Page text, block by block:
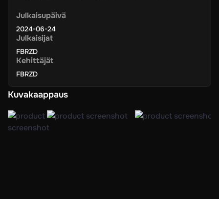
Julkaisupäivä
2024-06-24
Julkaisijat
FBRZD
Kehittäjät
FBRZD
Kuvakaappaus